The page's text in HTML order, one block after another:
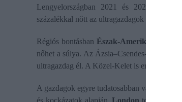
Lengyelországban 2021 és 2026 között
százalékkal nőtt az ultragazdagok száma.
Régiós bontásban Észak-Amerika
vezet:
nőhet a súlya. Az Ázsia–Csendes-óceán
ultragazdag él. A Közel-Kelet is erősödött:
A gazdagok egyre tudatosabban